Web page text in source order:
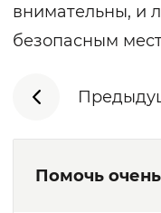
внимательны, и
безопасным
Помочь